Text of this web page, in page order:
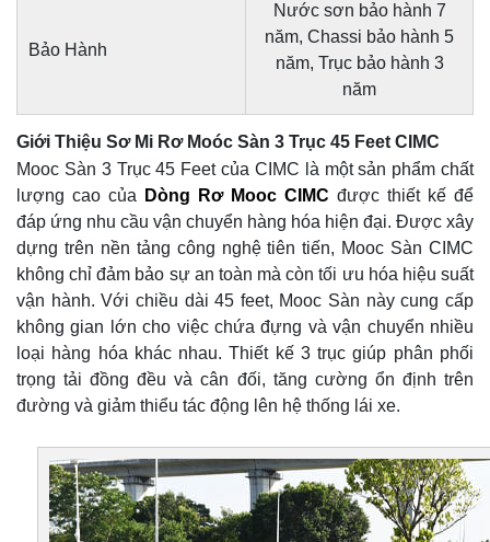
Bảo Hành
Nước sơn bảo hành 7
năm, Chassi bảo hành 5
năm, Trục bảo hành 3
năm
Giới Thiệu Sơ Mi Rơ Moóc Sàn 3 Trục 45 Feet CIMC
Mooc Sàn 3 Trục 45 Feet của CIMC là một sản phẩm chất
lượng cao của
Dòng Rơ Mooc CIMC được thiết kế để
đáp ứng nhu cầu vận chuyển hàng hóa hiện đại. Được xây
dựng trên nền tảng công nghệ tiên tiến, Mooc Sàn CIMC
không chỉ đảm bảo sự an toàn mà còn tối ưu hóa hiệu suất
vận hành. Với chiều dài 45 feet, Mooc Sàn này cung cấp
không gian lớn cho việc chứa đựng và vận chuyển nhiều
loại hàng hóa khác nhau. Thiết kế 3 trục giúp phân phối
trọng tải đồng đều và cân đối, tăng cường ổn định trên
đường và giảm thiểu tác động lên hệ thống lái xe.